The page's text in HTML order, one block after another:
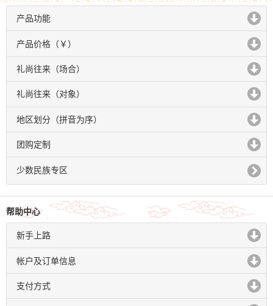
产品功能
click to expand contents
产品价格（￥）
click to expand contents
礼尚往来（场合）
click to expand contents
礼尚往来（对象）
click to expand contents
地区划分（拼音为序）
click to expand contents
团购定制
click to expand contents
少数民族专区
帮助中心
新手上路
click to expand contents
帐户及订单信息
click to expand contents
支付方式
click to expand contents